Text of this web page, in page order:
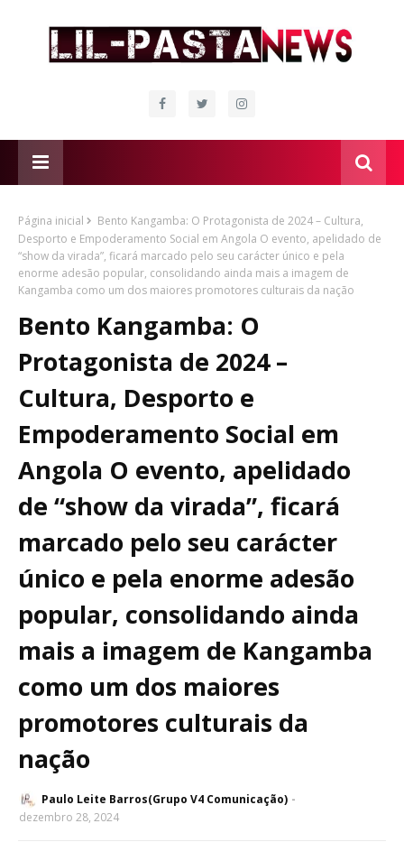
Página inicial
Bento Kangamba: O Protagonista de 2024 – Cultura,
Desporto e Empoderamento Social em Angola O evento, apelidado de
“show da virada”, ficará marcado pelo seu carácter único e pela
enorme adesão popular, consolidando ainda mais a imagem de
Kangamba como um dos maiores promotores culturais da nação
Bento Kangamba: O
Protagonista de 2024 –
Cultura, Desporto e
Empoderamento Social em
Angola O evento, apelidado
de “show da virada”, ficará
marcado pelo seu carácter
único e pela enorme adesão
popular, consolidando ainda
mais a imagem de Kangamba
como um dos maiores
promotores culturais da
nação
Paulo Leite Barros(Grupo V4 Comunicação)
dezembro 28, 2024